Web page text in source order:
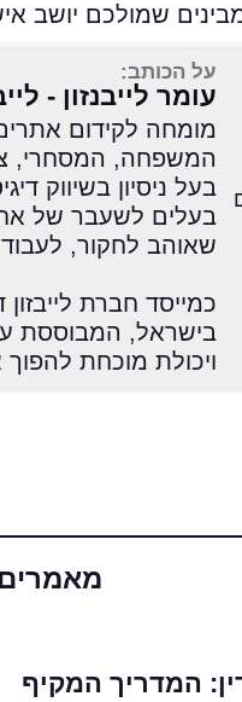
שמולכם יושב
על הכותב:
עומר לייבנזון -
המשפחה, המסחרי,
בעלים לשעבר של
שאוהב לחקור,
כמייסד חברת
בישראל, המבוססת
ויכולת מוכחת
המדריך המקיף